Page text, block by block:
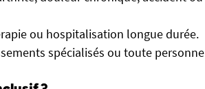
ou hospitalisation longue durée.
spécialisés ou toute personne